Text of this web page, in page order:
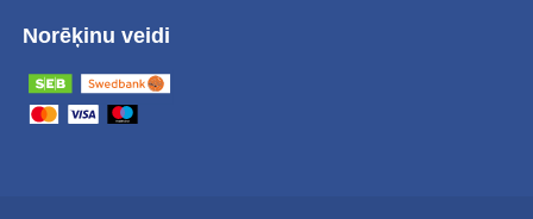
Norēķinu veidi